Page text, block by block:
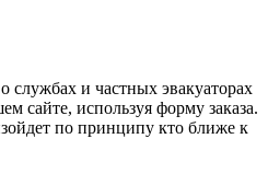
и частных эвакуаторах
сайте, используя форму заказа.
по принципу кто ближе к